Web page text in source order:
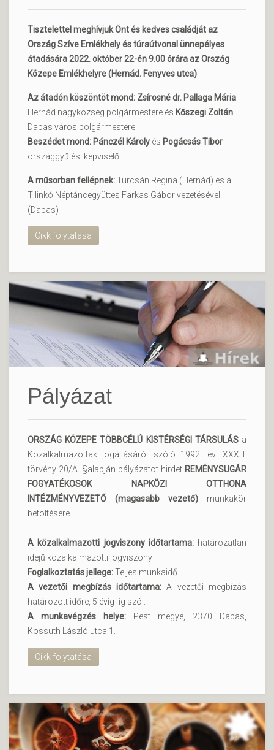
Tisztelettel meghívjuk Önt és kedves családját az
Ország Szíve Emlékhely és túraútvonal ünnepélyes
átadására 2022. október 22-én 9.00 órára az Ország
Közepe Emlékhelyre (Hernád. Fenyves utca)
Az átadón köszöntöt mond: Zsírosné dr. Pallaga Mária
Hernád nagyközség polgármestere és Kőszegi Zoltán
Dabas város polgármestere.
Beszédet mond: Pánczél Károly és Pogácsás Tibor
országgyűlési képviselő.
A műsorban fellépnek:Turcsán Regina (Hernád) és a
Tilinkó Néptáncegyüttes Farkas Gábor vezetésével
(Dabas)
Cikk folytatása
Pályázat
ORSZÁG KÖZEPE TÖBBCÉLÚ KISTÉRSÉGI TÁRSULÁSa
Közalkalmazottak jogállásáról szóló 1992. évi XXXIII.
törvény 20/A. §alapján pályázatot hirdet REMÉNYSUGÁR
FOGYATÉKOSOK NAPKÖZI OTTHONA
INTÉZMÉNYVEZETŐ (magasabb vezető) munkakör
betöltésére.
A közalkalmazotti jogviszony időtartama:határozatlan
idejű közalkalmazotti jogviszony
Foglalkoztatás jellege:Teljes munkaidő
A vezetői megbízás időtartama:A vezetői megbízás
határozott időre, 5 évig -ig szól.
A munkavégzés helye: Pest megye, 2370 Dabas,
Kossuth László utca 1.
Cikk folytatása